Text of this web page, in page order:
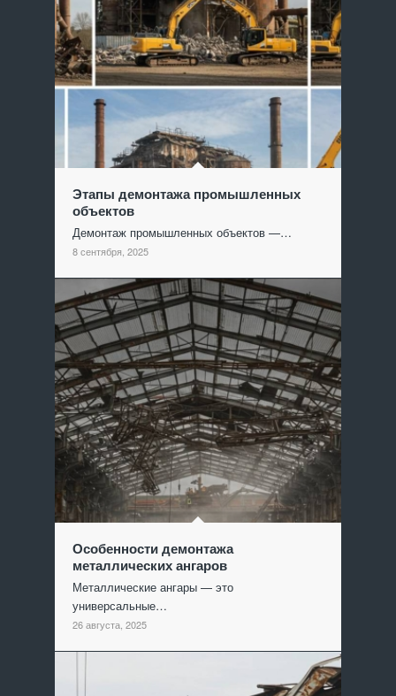
Этапы демонтажа промышленных
объектов
Демонтаж промышленных объектов —…
8 сентября, 2025
Особенности демонтажа
металлических ангаров
Металлические ангары — это
универсальные…
26 августа, 2025